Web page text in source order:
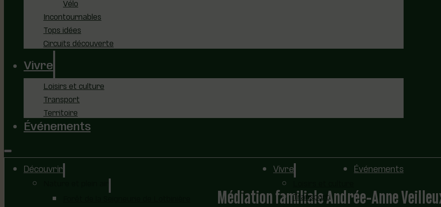
Vélo
Incontournables
Tops idées
Circuits découverte
Vivre
Loisirs et culture
Transport
Territoire
Événements
Découvrir Vivre
Transport
Événements
Médiation familiale Andrée-Anne